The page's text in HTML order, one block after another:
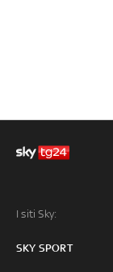
I siti Sky:
SKY SPORT